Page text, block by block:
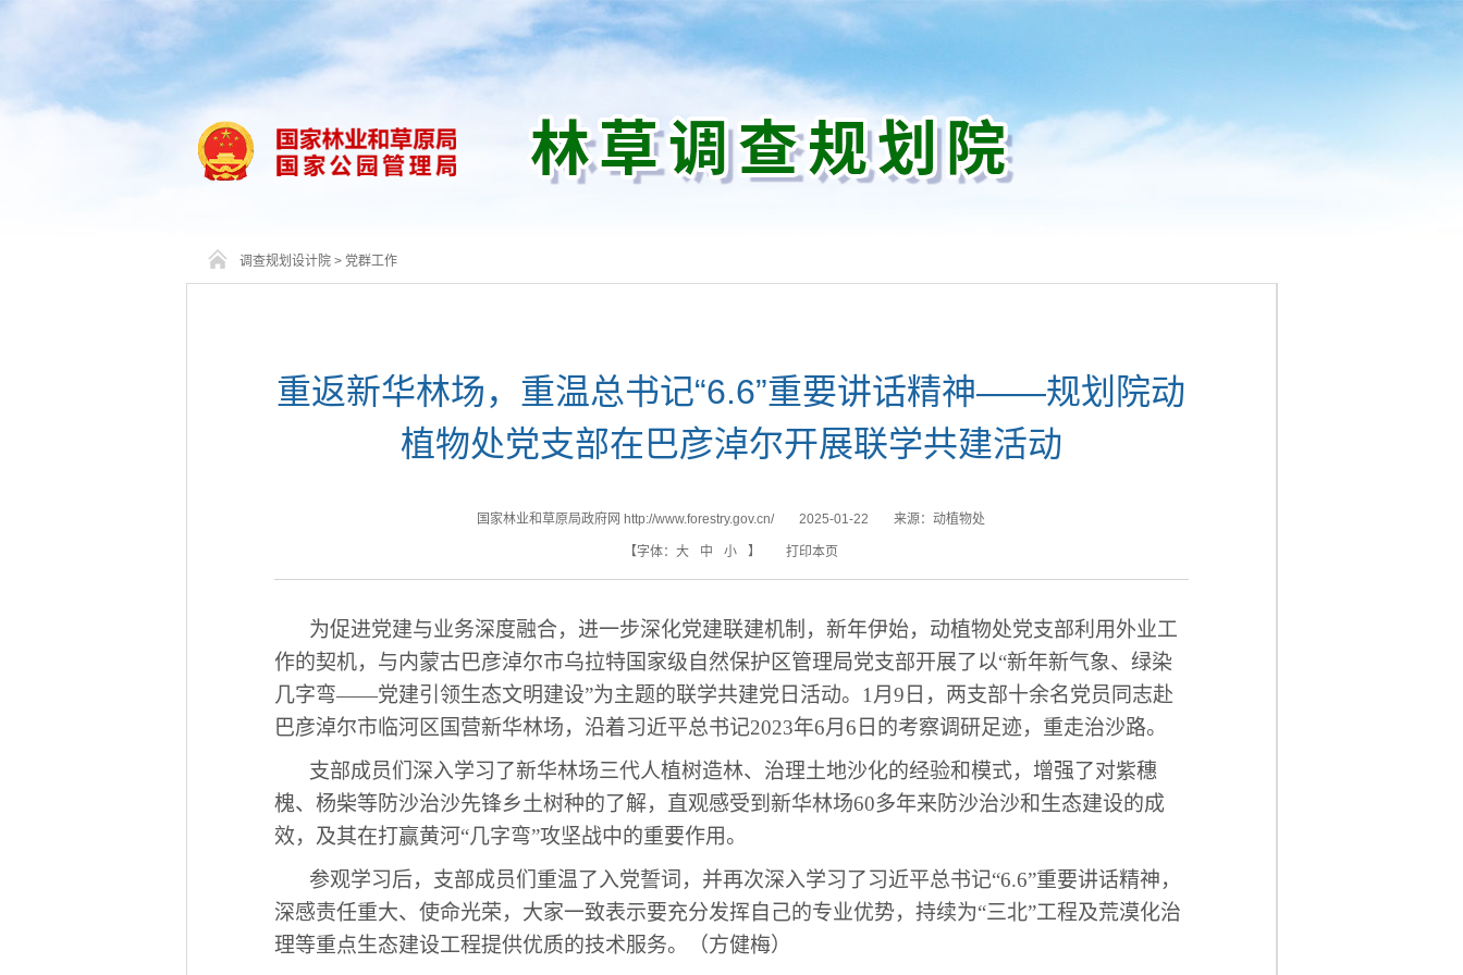
调查规划设计院 > 党群工作
重返新华林场，重温总书记“6.6”重要讲话精神——规划院动
植物处党支部在巴彦淖尔开展联学共建活动
国家林业和草原局政府网 http://www.forestry.gov.cn/ 2025-01-22 来源： 动植物处
【字体： 大 中 小 】 打印本页
为促进党建与业务深度融合，进一步深化党建联建机制，新年伊始，动植物处党支部利用外业工
作的契机，与内蒙古巴彦淖尔市乌拉特国家级自然保护区管理局党支部开展了以“新年新气象、绿染
几字弯——党建引领生态文明建设”为主题的联学共建党日活动。 1 月 9 日，两支部十余名党员同志赴
巴彦淖尔市临河区国营新华林场，沿着习近平总书记2023年6月 6 日的考察调研足迹，重走治沙路。
支部成员们深入学习了新华林场三代人植树造林、治理土地沙化的经验和模式，增强了对紫穗
槐、杨柴等防沙治沙先锋乡土树种的了解，直观感受到新华林场60多年来防沙治沙和生态建设的成
效，及其在打赢黄河 “几字弯”攻坚战中的重要作用。
参观学习后，支部成员们 重温了入党誓词， 并再次深入学习了习近平总书记“6.6”重要讲话精神，
深感责任重大、使命光荣，大家一致表示要充分发挥自己的专业优势，持续为“三北”工程及荒漠化治
理等重点生态建设工程提供优质的技术服务。 （方健梅）